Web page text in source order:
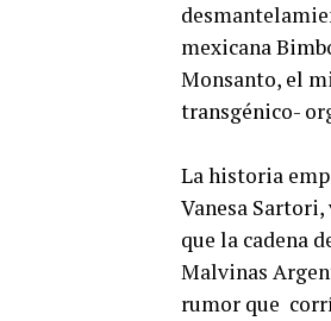
mexicana
Monsanto, el
transgénico-
La historia
Vanesa
que la cadena
Malvinas
rumor que